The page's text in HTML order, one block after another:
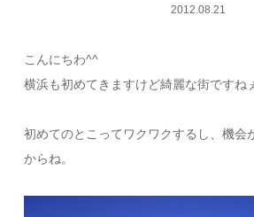
2012.08.21
こんにちわ^^
横浜も初めてきますけど綺麗な街ですね
初めてのとこってワクワクするし、機会
からね。